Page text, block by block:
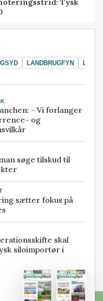
Tysk
LANDBRUGFYN
- Vi forlanger
og
søge tilskud til
sætter fokus på
skal
siloimportør i